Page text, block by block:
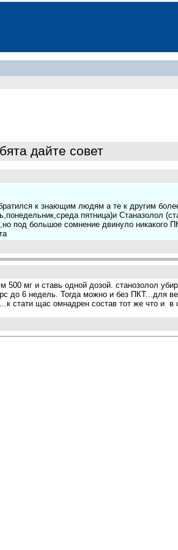
дайте совет
к знающим людям а те к другим
пятница)и Станазолол
под большое сомнение двинуло
мг и ставь одной дозой. станозолол
до 6 недель. Тогда можно и без ПКТ...для
стати щас омнадрен состав тот же что и в